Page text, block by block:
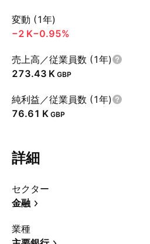
変動 (1年)
‪−2 K‬−0.95%
売上高／従業員数 (1年)
‪273.43 K‬ GBP
純利益／従業員数 (1年)
‪76.61 K‬ GBP
詳細
セクター
金融
業種